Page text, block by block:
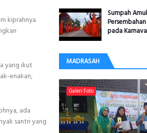
kiprahnya
yang ikut
enakan,
ada
santri yang
Sumpah
pada
MADRASAH
Galeri Foto